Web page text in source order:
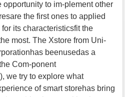
to im-plement other
the first ones to applied
its characteristicsfit the
most. The Xstore from Uni-
beenusedas a
Com-ponent
we try to explore what
of smart storehas bring